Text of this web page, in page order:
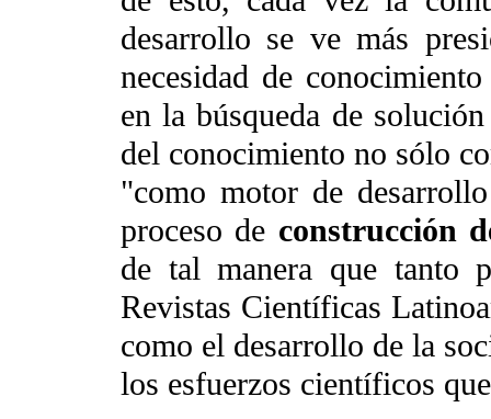
desarrollo se ve más
necesidad de
en la búsqueda de
del conocimiento no sólo
"como motor de
proceso de construcción
de tal manera que tanto
Revistas Científicas
como el desarrollo de la
los esfuerzos científicos